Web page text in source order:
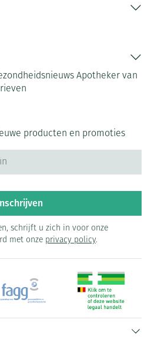
Apotheker van
producten en promoties
schrijft u zich in voor onze
met onze privacy policy.